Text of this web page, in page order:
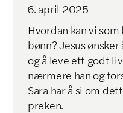
6. april 2025
Hvordan kan vi
bønn? Jesus
og å leve ett godt
nærmere han og
Sara har å si om
preken.